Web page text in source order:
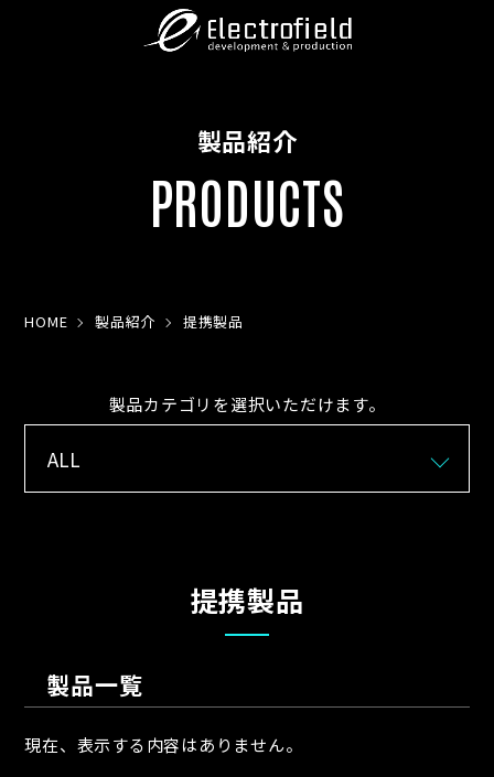
製品紹介
PRODUCTS
HOME 製品紹介 提携製品
製品カテゴリを選択いただけます。
提携製品
製品一覧
現在、表示する内容はありません。